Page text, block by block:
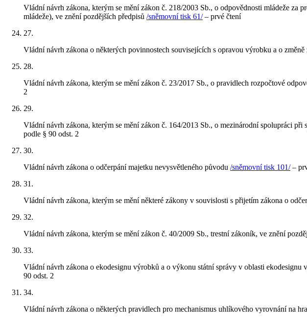
Vládní návrh zákona, kterým se mění zákon č. 218/2003 Sb., o odpovědnosti mládeže za
mládeže), ve znění pozdějších předpisů /sněmovní tisk 61/– prvé čtení
27.
Vládní návrh zákona o některých povinnostech souvisejících s opravou výrobku a o
28.
Vládní návrh zákona, kterým se mění zákon č. 23/2017 Sb., o pravidlech rozpočtové
2
29.
Vládní návrh zákona, kterým se mění zákon č. 164/2013 Sb., o mezinárodní spolupráci
podle § 90 odst. 2
30.
Vládní návrh zákona o odčerpání majetku nevysvětleného původu /sněmovní tisk 101/–
31 .
Vládní návrh zákona, kterým se mění některé zákony v souvislosti s přijetím zákona o
32.
Vládní návrh zákona, kterým se mění zákon č. 40/2009 Sb., trestní zákoník, ve znění
33.
Vládní návrh zákona o ekodesignu výrobků a o výkonu státní správy v oblasti
90 odst. 2
34.
Vládní návrh zákona o některých pravidlech pro mechanismus uhlíkového vyrovnání na